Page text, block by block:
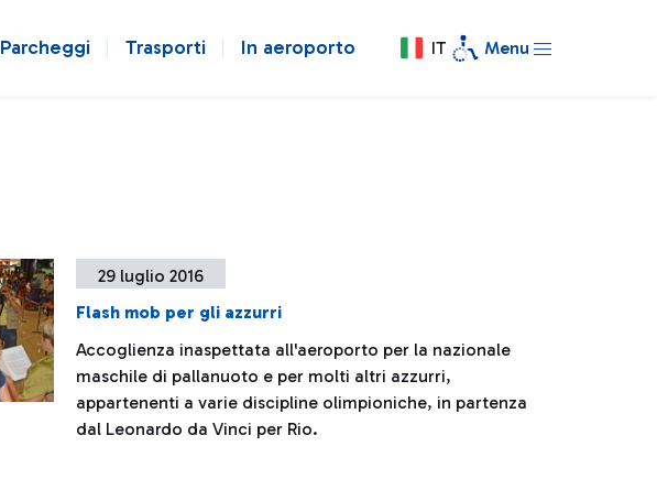
Parcheggi Trasporti In aeroporto IT Menu
29 luglio 2016
Flash mob per gli azzurri
Accoglienza inaspettata all'aeroporto per la nazionale
maschile di pallanuoto e per molti altri azzurri,
appartenenti a varie discipline olimpioniche, in partenza
dal Leonardo da Vinci per Rio.